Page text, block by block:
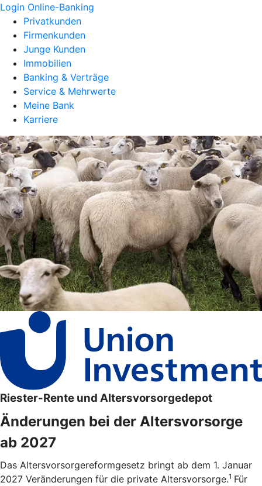
Login Online-Banking
Privatkunden
Firmenkunden
Junge Kunden
Immobilien
Banking & Verträge
Service & Mehrwerte
Meine Bank
Karriere
Riester-Rente und Altersvorsorgedepot
Änderungen bei der Altersvorsorge
ab 2027
Das Altersvorsorgereformgesetz bringt ab dem 1. Januar
2027 Veränderungen für die private Altersvorsorge.1 Für